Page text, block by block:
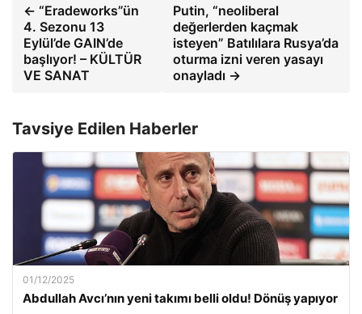
← “Eradeworks”ün
4. Sezonu 13
Eylül’de GAIN’de
başlıyor! – KÜLTÜR
VE SANAT
Putin, “neoliberal
değerlerden kaçmak
isteyen” Batılılara Rusya’da
oturma izni veren yasayı
onayladı →
Tavsiye Edilen Haberler
01/12/2025
Abdullah Avcı’nın yeni takımı belli oldu! Dönüş yapıyor